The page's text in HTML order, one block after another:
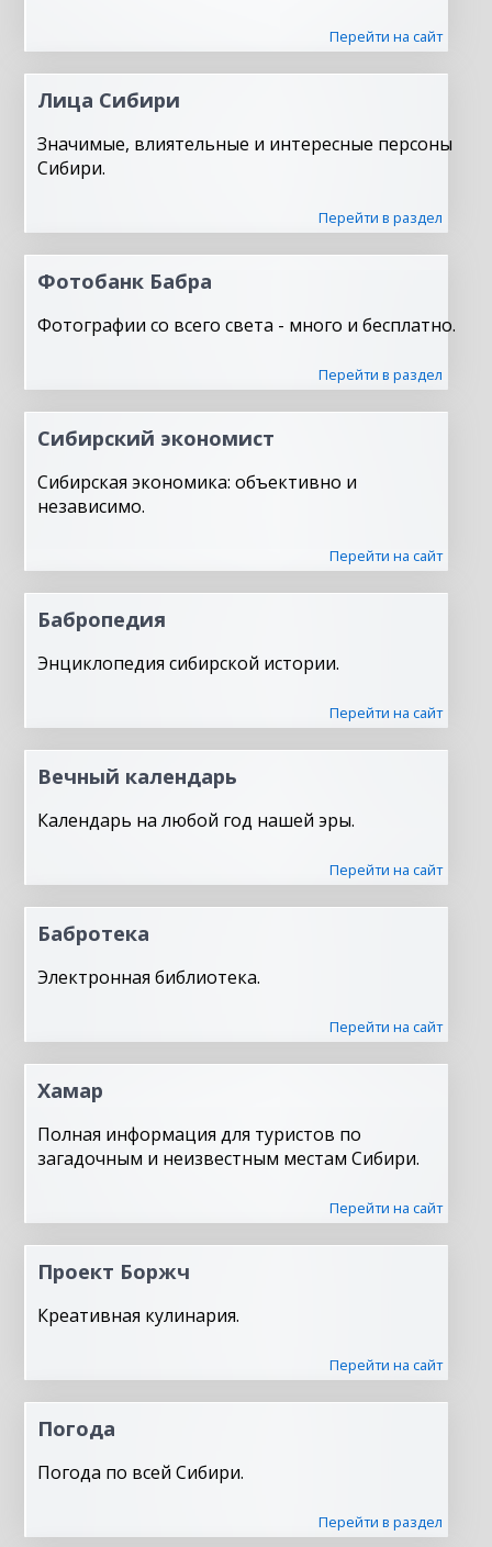
Перейти на сайт
Лица Сибири
Значимые, влиятельные и интересные персоны
Сибири.
Перейти в раздел
Фотобанк Бабра
Фотографии со всего света - много и бесплатно.
Перейти в раздел
Сибирский экономист
Сибирская экономика: объективно и
независимо.
Перейти на сайт
Бабропедия
Энциклопедия сибирской истории.
Перейти на сайт
Вечный календарь
Календарь на любой год нашей эры.
Перейти на сайт
Бабротека
Электронная библиотека.
Перейти на сайт
Хамар
Полная информация для туристов по
загадочным и неизвестным местам Сибири.
Перейти на сайт
Проект Боржч
Креативная кулинария.
Перейти на сайт
Погода
Погода по всей Сибири.
Перейти в раздел